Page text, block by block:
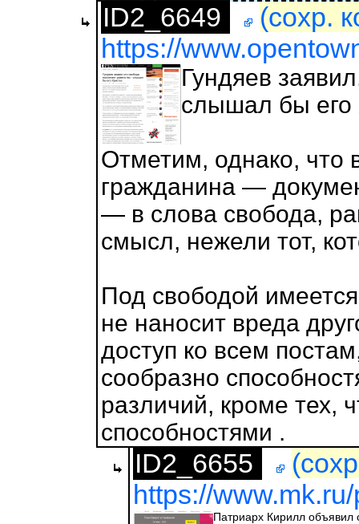
ID2_6649
(сохр.
https://
Гундяев
слышал бы его
Отметим, однако, что
гражданина —
— в слова свобода,
смысл, нежели тот,
Под свободой
не наносит вреда
доступ ко всем
сообразно
различий, кроме тех,
способностями .
ID2_6655
https://
Патриарх Кирилл объявил